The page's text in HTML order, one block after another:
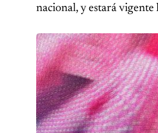
nacional, y estará vigente